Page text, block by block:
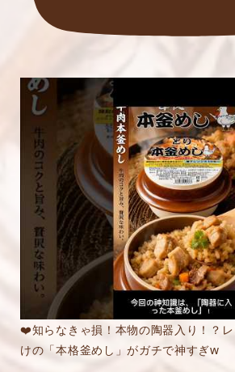
❤️知らなきゃ損！本物の陶器入り！？
けの「本格釜めし」がガチで神すぎw